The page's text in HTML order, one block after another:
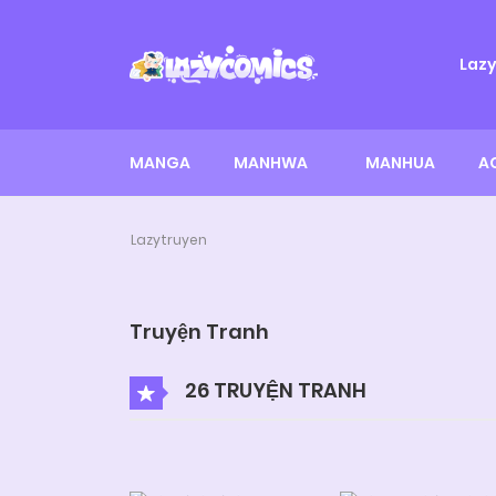
MANGA MANHWA MANHUA
Lazytruyen
Truyện Tranh
26 TRUYỆN TRANH